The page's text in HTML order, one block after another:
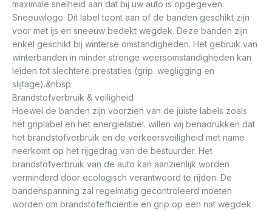
maximale snelheid aan dat bij uw auto is opgegeven.
Sneeuwlogo: Dit label toont aan of de banden geschikt zijn
voor met ijs en sneeuw bedekt wegdek. Deze banden zijn
enkel geschikt bij winterse omstandigheden. Het gebruik van
winterbanden in minder strenge weersomstandigheden kan
leiden tot slechtere prestaties (grip. wegligging en
slijtage).&nbsp:
Brandstofverbruik & veiligheid
Hoewel de banden zijn voorzien van de juiste labels zoals
het griplabel en het energielabel. willen wij benadrukken dat
het brandstofverbruik en de verkeersveiligheid met name
neerkomt op het rijgedrag van de bestuurder. Het
brandstofverbruik van de auto kan aanzienlijk worden
verminderd door ecologisch verantwoord te rijden. De
bandenspanning zal regelmatig gecontroleerd moeten
worden om brandstofefficiëntie en grip op een nat wegdek